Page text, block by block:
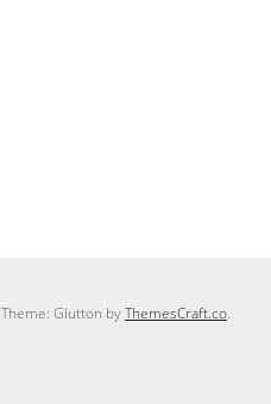
Theme: Glutton byThemesCraft.co.